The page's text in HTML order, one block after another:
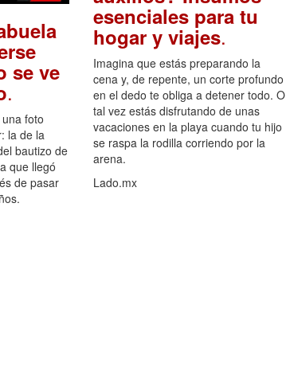
se ve
.
foto
la de la
bautizo de
que llegó
de pasar
esenciales para tu
hogar y viajes.
Imagina que estás preparando la
cena y, de repente, un corte profundo
en el dedo te obliga a detener todo. O
tal vez estás disfrutando de unas
vacaciones en la playa cuando tu hijo
se raspa la rodilla corriendo por la
arena.
Lado.mx